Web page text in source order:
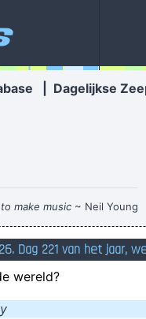
Dagelijkse
make music ~ Neil Young
in de lucht achterlaten zijn
door de piloten die uit hun
zodat ze weten
waar ze geweest zijn
Dag 221 van het jaar,
wereld?